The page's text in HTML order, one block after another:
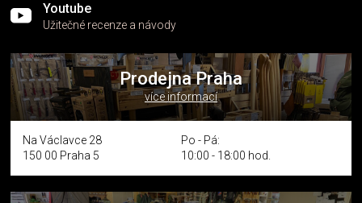
Youtube
Užitečné recenze a návody
Prodejna Praha
více informací
Na Václavce 28
150 00 Praha 5
Po - Pá:
10:00 - 18:00 hod.